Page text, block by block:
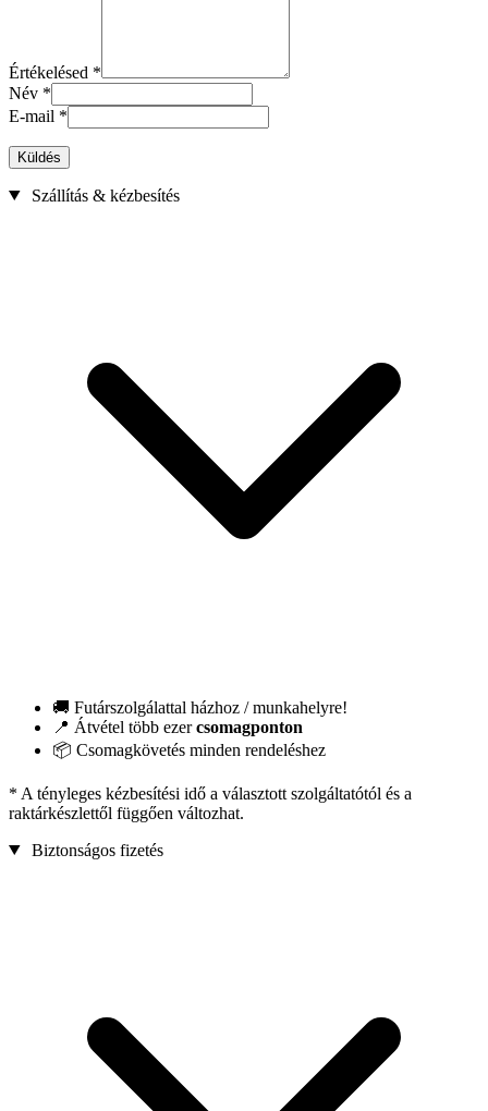
Értékelésed *
Név *
E-mail *
Küldés
Szállítás & kézbesítés
🚚 Futárszolgálattal házhoz / munkahelyre!
📍 Átvétel több ezercsomagponton
📦 Csomagkövetés minden rendeléshez
* A tényleges kézbesítési idő a választott szolgáltatótól és a
raktárkészlettől függően változhat.
Biztonságos fizetés